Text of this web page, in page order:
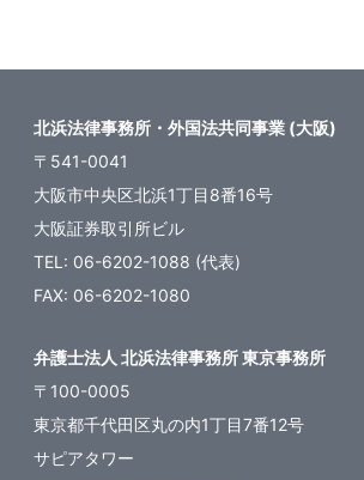
ジ
送
り
北浜法律事務所・外国法共同事業 (大阪)
〒541-0041
大阪市中央区北浜1丁目8番16号
大阪証券取引所ビル
TEL: 06-6202-1088 (代表)
FAX: 06-6202-1080
弁護士法人 北浜法律事務所 東京事務所
〒100-0005
東京都千代田区丸の内1丁目7番12号
サピアタワー